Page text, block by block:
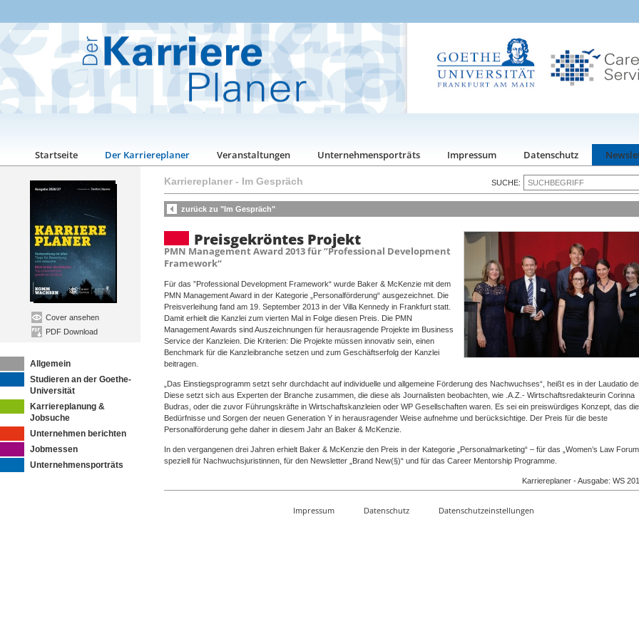
Startseite Der Karriereplaner Veranstaltungen Unternehmensporträts Impressum Datenschutz
Cover ansehen
PDF Download
Allgemein
Studieren an der Goethe-
Universität
Karriereplanung &
Jobsuche
Unternehmen berichten
Jobmessen
Unternehmensporträts
SUCHE:
Karriereplaner - Im Gespräch
zurück zu "Im Gespräch"
Preisgekröntes Projekt
PMN Management Award 2013 für ”Professional Development
Framework“
Für das ”Professional Development Framework“ wurde Baker & McKenzie mit dem
PMN Management Award in der Kategorie „Personalförderung“ ausgezeichnet. Die
Preisverleihung fand am 19. September 2013 in der Villa Kennedy in Frankfurt statt.
Damit erhielt die Kanzlei zum vierten Mal in Folge diesen Preis. Die PMN
Management Awards sind Auszeichnungen für herausragende Projekte im Business
Service der Kanzleien. Die Kriterien: Die Projekte müssen innovativ sein, einen
Benchmark für die Kanzleibranche setzen und zum Geschäftserfolg der Kanzlei
beitragen.
„Das Einstiegsprogramm setzt sehr durchdacht auf individuelle und allgemeine Förderung des Nachwuchses“, heißt es in der Laudatio
Diese setzt sich aus Experten der Branche zusammen, die diese als Journalisten beobachten, wie .A.Z.- Wirtschaftsredakteurin Corinna
Budras, oder die zuvor Führungskräfte in Wirtschaftskanzleien oder WP Gesellschaften waren. Es sei ein preiswürdiges Konzept, das die
Bedürfnisse und Sorgen der neuen Generation Y in herausragender Weise aufnehme und berücksichtige. Der Preis für die beste
Personalförderung gehe daher in diesem Jahr an Baker & McKenzie.
In den vergangenen drei Jahren erhielt Baker & McKenzie den Preis in der Kategorie „Personalmarketing“ – für das „Women’s Law
speziell für Nachwuchsjuristinnen, für den Newsletter „Brand New(§)“ und für das Career Mentorship Programme.
Karriereplaner - Ausgabe: WS
Impressum Datenschutz Datenschutzeinstellungen